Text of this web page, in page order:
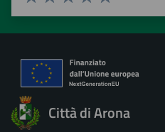
Valuta 5
Valuta 4 stelle su
Valuta 3 stelle su 5
Valuta 2 stelle su 5
Valuta 1 stelle su 5
Città di Arona